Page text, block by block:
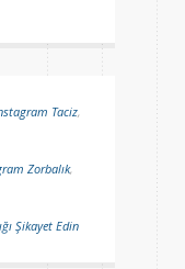
Taciz,
Zorbalık,
Şikayet Edin